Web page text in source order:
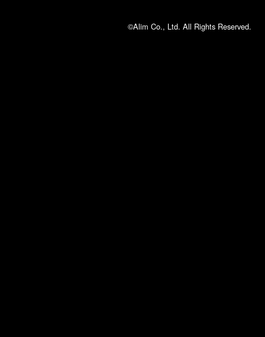
©Alim Co., Ltd. All Rights Reserved.